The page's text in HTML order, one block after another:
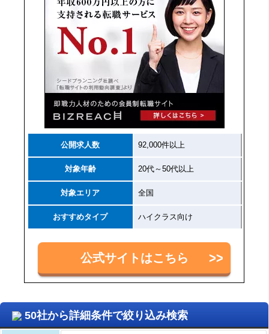
公開求人数 92,000件以上
対象年齢 20代～50代以上
対象エリア 全国
おすすめタイプ ハイクラス向け
公式サイトはこちら
50社から詳細条件で絞り込み検索